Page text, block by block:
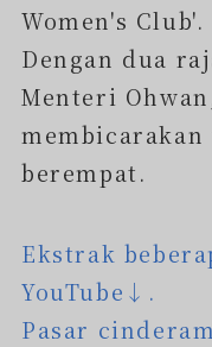
Women's Club'.
Dengan dua
Menteri
berempat.
Ekstrak
YouTube↓.
Pasar